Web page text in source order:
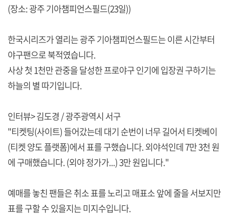
(장소: 광주 기아챔피언스필드(23일))
한국시리즈가 열리는 광주 기아챔피언스필드는 이른 시간부터
야구팬으로 북적였습니다.
사상 첫 1천만 관중을 달성한 프로야구 인기에 입장권 구하기는
하늘의 별 따기입니다.
인터뷰> 김도경 / 광주광역시 서구
"티켓팅(사이트) 들어갔는데 대기 순번이 너무 길어서 티켓베이
(티켓 양도 플랫폼)에서 표를 구했습니다. 외야석인데 7만 3천 원
에 구매했습니다. (외야 정가가...) 3만 원입니다."
예매를 놓친 팬들은 취소 표를 노리고 매표소 앞에 줄을 서보지만
표를 구할 수 있을지는 미지수입니다.